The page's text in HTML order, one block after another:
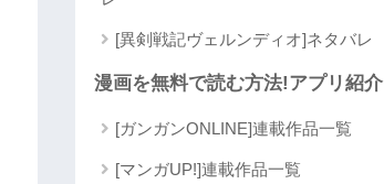
[異剣戦記ヴェルンディオ]ネタバレ
漫画を無料で読む方法!アプリ紹介
[ガンガンONLINE]連載作品一覧
[マンガUP!]連載作品一覧